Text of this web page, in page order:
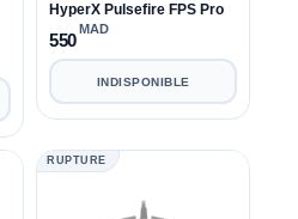
HyperX Pulsefire FPS Pro
550
MAD
INDISPONIBLE
RUPTURE